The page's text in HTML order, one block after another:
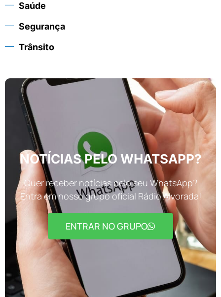
Saúde
Segurança
Trânsito
NOTÍCIAS PELO WHATSAPP?
Quer receber notícias pelo seu WhatsApp?
Entra em nosso grupo oficial Rádio Alvorada!
ENTRAR NO GRUPO